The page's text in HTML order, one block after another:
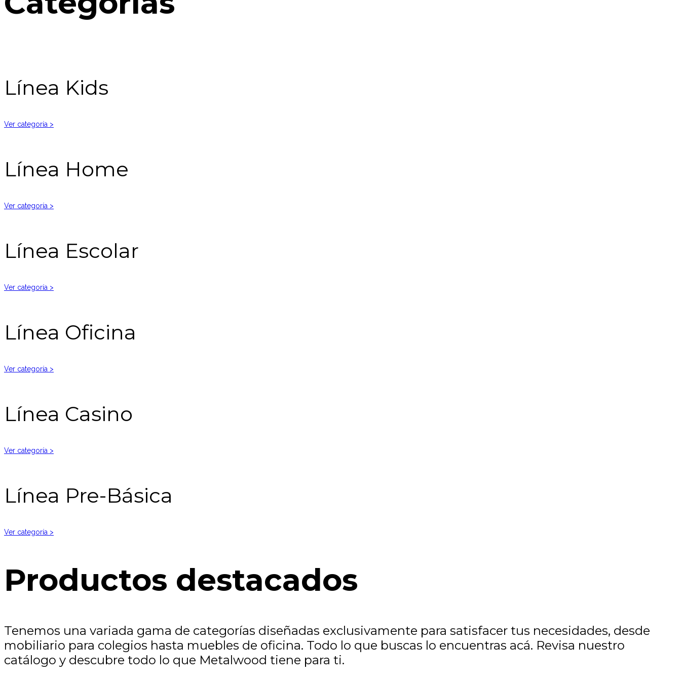
Línea Kids
Ver categoría >
Línea Home
Ver categoría >
Línea Escolar
Ver categoría >
Línea Oficina
Ver categoría >
Línea Casino
Ver categoría >
Línea Pre-Básica
Ver categoría >
Productos destacados
Tenemos una variada gama de categorías diseñadas exclusivamente para satisfacer tus necesidades, desde
mobiliario para colegios hasta muebles de oficina. Todo lo que buscas lo encuentras acá. Revisa nuestro
catálogo y descubre todo lo que Metalwood tiene para ti.